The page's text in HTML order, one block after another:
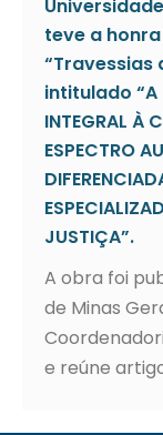
teve a
“Travessias
intitulado “A
INTEGRAL À
ESPECTRO
JUSTIÇA”.
A obra foi
de Minas
e reúne